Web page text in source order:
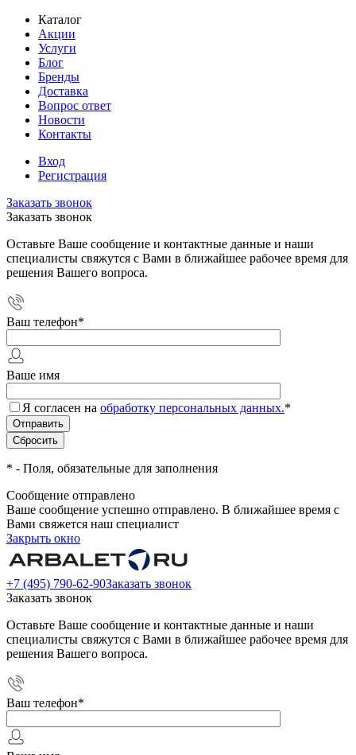
Каталог
Акции
Услуги
Блог
Бренды
Доставка
Вопрос ответ
Новости
Контакты
Вход
Регистрация
Заказать звонок
Заказать звонок
Оставьте Ваше сообщение и контактные данные и наши
специалисты свяжутся с Вами в ближайшее рабочее время для
решения Вашего вопроса.
Ваш телефон*
Ваше имя
Я согласен на обработку персональных данных.*
* - Поля, обязательные для заполнения
Сообщение отправлено
Ваше сообщение успешно отправлено. В ближайшее время с
Вами свяжется наш специалист
Закрыть окно
+7 (495) 790-62-90Заказать звонок
Заказать звонок
Оставьте Ваше сообщение и контактные данные и наши
специалисты свяжутся с Вами в ближайшее рабочее время для
решения Вашего вопроса.
Ваш телефон*